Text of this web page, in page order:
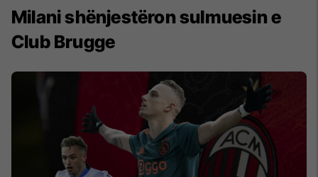
Milani shënjestëron sulmuesin e
Club Brugge